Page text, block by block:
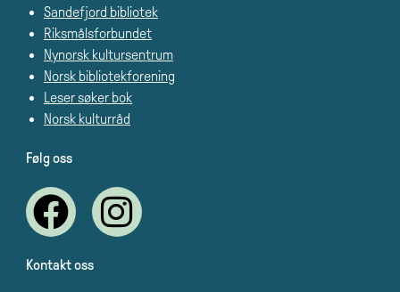
Sandefjord bibliotek
Riksmålsforbundet
Nynorsk kultursentrum
Norsk bibliotekforening
Leser søker bok
Norsk kulturråd
Følg oss
Kontakt oss